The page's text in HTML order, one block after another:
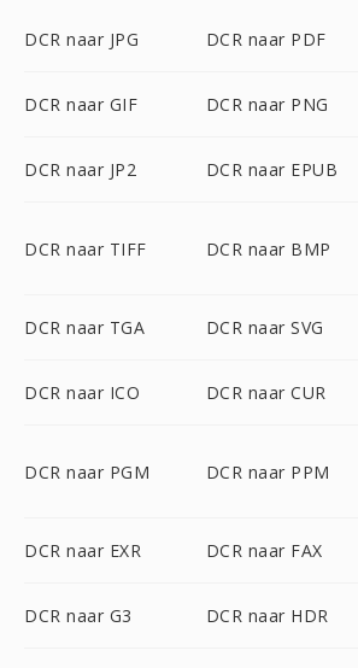
DCR naar JPG DCR naar PDF
DCR naar GIF DCR naar PNG
DCR naar JP2 DCR naar EPUB
DCR naar TIFF DCR naar BMP
DCR naar TGA DCR naar SVG
DCR naar ICO DCR naar CUR
DCR naar PGM DCR naar PPM
DCR naar EXR DCR naar FAX
DCR naar G3 DCR naar HDR